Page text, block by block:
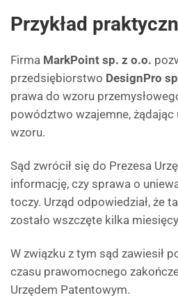
Przykład
Firma MarkPoint sp. z o.o.
przedsiębiorstwo DesignPro
prawa do wzoru
powództwo wzajemne, żądając
wzoru.
Sąd zwrócił się do Prezesa
informację, czy sprawa o
toczy. Urząd odpowiedział, że
zostało wszczęte kilka
W związku z tym sąd zawiesił
czasu prawomocnego
Urzędem Patentowym.